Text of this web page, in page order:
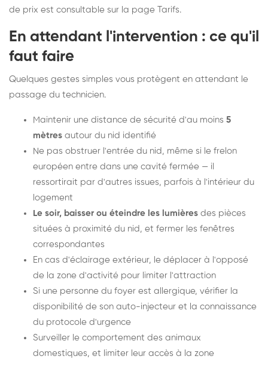
de prix est consultable sur la page Tarifs.
En attendant l'intervention : ce qu'il
faut faire
Quelques gestes simples vous protègent en attendant le
passage du technicien.
Maintenir une distance de sécurité d'au moins 5
mètres autour du nid identifié
Ne pas obstruer l'entrée du nid, même si le frelon
européen entre dans une cavité fermée — il
ressortirait par d'autres issues, parfois à l'intérieur du
logement
Le soir, baisser ou éteindre les lumières des pièces
situées à proximité du nid, et fermer les fenêtres
correspondantes
En cas d'éclairage extérieur, le déplacer à l'opposé
de la zone d'activité pour limiter l'attraction
Si une personne du foyer est allergique, vérifier la
disponibilité de son auto-injecteur et la connaissance
du protocole d'urgence
Surveiller le comportement des animaux
domestiques, et limiter leur accès à la zone